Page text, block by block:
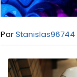
ParStanislas96744